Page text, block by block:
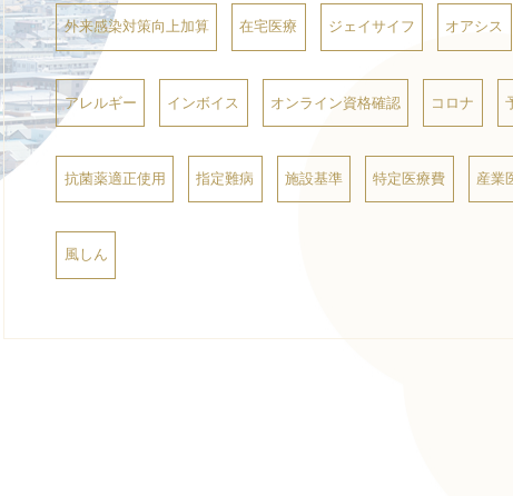
外来感染対策向上加算 在宅医療 ジェイサイフ オアシス
アレルギー インボイス オンライン資格確認 コロナ
抗菌薬適正使用 指定難病 施設基準 特定医療費 産業
風しん